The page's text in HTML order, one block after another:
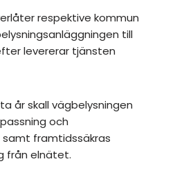
respektive kommun
till
levererar tjänsten
år skall vägbelysningen
och
framtidssäkras
från elnätet.